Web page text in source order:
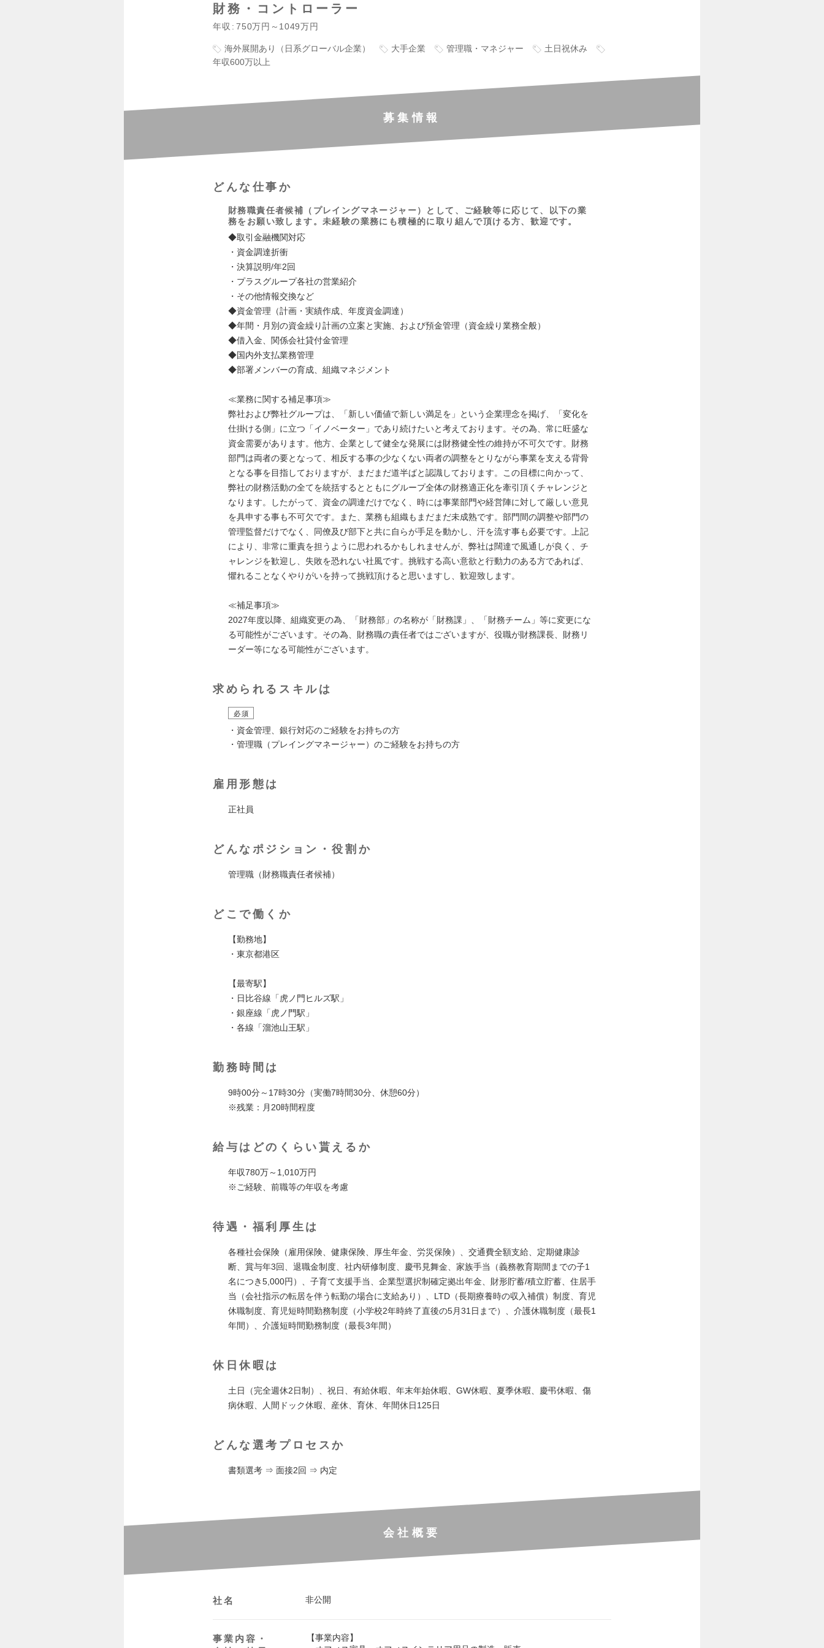
財務・コントローラー
年収 750万円～1049万円
海外展開あり（日系グローバル企業） 大手企業 管理職・マネジャー
土日祝休み
年収600万以上
募集情報
どんな仕事か
財務職責任者候補（プレイングマネージャー）として、ご経験等に応じて、以下の業
務をお願い致します。未経験の業務にも積極的に取り組んで頂ける方、歓迎です。
◆取引金融機関対応
・資金調達折衝
・決算説明/年2回
・プラスグループ各社の営業紹介
・その他情報交換など
◆資金管理（計画・実績作成、年度資金調達）
◆年間・月別の資金繰り計画の立案と実施、および預金管理（資金繰り業務全般）
◆借入金、関係会社貸付金管理
◆国内外支払業務管理
◆部署メンバーの育成、組織マネジメント
≪業務に関する補足事項≫
弊社および弊社グループは、「新しい価値で新しい満足を」という企業理念を掲げ、「変化を
仕掛ける側」に立つ「イノベーター」であり続けたいと考えております。その為、常に旺盛な
資金需要があります。他方、企業として健全な発展には財務健全性の維持が不可欠です。財務
部門は両者の要となって、相反する事の少なくない両者の調整をとりながら事業を支える背骨
となる事を目指しておりますが、まだまだ道半ばと認識しております。この目標に向かって、
弊社の財務活動の全てを統括するとともにグループ全体の財務適正化を牽引頂くチャレンジと
なります。したがって、資金の調達だけでなく、時には事業部門や経営陣に対して厳しい意見
を具申する事も不可欠です。また、業務も組織もまだまだ未成熟です。部門間の調整や部門の
管理監督だけでなく、同僚及び部下と共に自らが手足を動かし、汗を流す事も必要です。上記
により、非常に重責を担うように思われるかもしれませんが、弊社は闊達で風通しが良く、チ
ャレンジを歓迎し、失敗を恐れない社風です。挑戦する高い意欲と行動力のある方であれば、
懼れることなくやりがいを持って挑戦頂けると思いますし、歓迎致します。
≪補足事項≫
2027年度以降、組織変更の為、「財務部」の名称が「財務課」、「財務チーム」等に変更にな
る可能性がございます。その為、財務職の責任者ではございますが、役職が財務課長、財務リ
ーダー等になる可能性がございます。
求められるスキルは
必須
・資金管理、銀行対応のご経験をお持ちの方
・管理職（プレイングマネージャー）のご経験をお持ちの方
雇用形態は
正社員
どんなポジション・役割か
管理職（財務職責任者候補）
どこで働くか
【勤務地】
・東京都港区
【最寄駅】
・日比谷線「虎ノ門ヒルズ駅」
・銀座線「虎ノ門駅」
・各線「溜池山王駅」
勤務時間は
9時00分～17時30分（実働7時間30分、休憩60分）
※残業：月20時間程度
給与はどのくらい貰えるか
年収780万～1,010万円
※ご経験、前職等の年収を考慮
待遇・福利厚生は
各種社会保険（雇用保険、健康保険、厚生年金、労災保険）、交通費全額支給、定期健康診
断、賞与年3回、退職金制度、社内研修制度、慶弔見舞金、家族手当（義務教育期間までの子1
名につき5,000円）、子育て支援手当、企業型選択制確定拠出年金、財形貯蓄/積立貯蓄、住居手
当（会社指示の転居を伴う転勤の場合に支給あり）、LTD（長期療養時の収入補償）制度、育児
休職制度、育児短時間勤務制度（小学校2年時終了直後の5月31日まで）、介護休職制度（最長1
年間）、介護短時間勤務制度（最長3年間）
休日休暇は
土日（完全週休2日制）、祝日、有給休暇、年末年始休暇、GW休暇、夏季休暇、慶弔休暇、傷
病休暇、人間ドック休暇、産休、育休、年間休日125日
どんな選考プロセスか
書類選考 ⇒ 面接2回 ⇒ 内定
会社概要
社名 非公開
事業内容・
【事業内容】